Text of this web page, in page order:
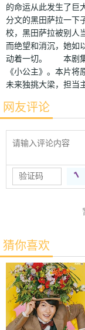
的命运从此发生了巨
分文的黑田萨拉一下
校，黑田萨拉被别人
而绝望和消沉，她如
动着一切。 本剧集
《小公主》。本片将
未来独挑大梁，担当
网友评论
猜你喜欢